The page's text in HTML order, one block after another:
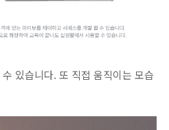
있습니다. 또 직접 움직이는 모습